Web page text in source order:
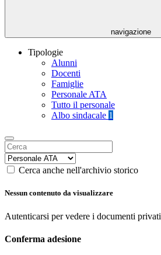
navigazione
Tipologie
Alunni
Docenti
Famiglie
Personale ATA
Tutto il personale
Albo sindacale 1
Cerca anche nell'archivio storico
Nessun contenuto da visualizzare
Autenticarsi per vedere i documenti privati
Conferma adesione